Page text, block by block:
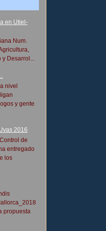
en Utiel-
Num.
y Desarrol...
nivel
y gente
2016
de
entregado
los
propuesta